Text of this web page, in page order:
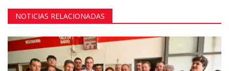
NOTICIAS RELACIONADAS